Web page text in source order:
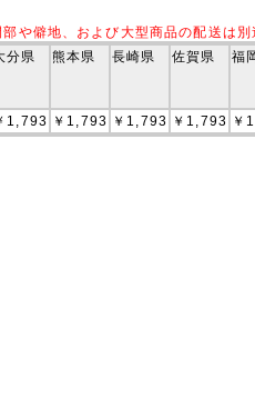
や僻地、および大型商品の配送は別
分県 熊本県 長崎県 佐賀県 福
1,793 ￥1,793 ￥1,793 ￥1,793 ￥